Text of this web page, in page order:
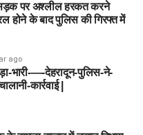
पर अश्लील हरकत करने
होने के बाद पुलिस की गिरफ्त में
ago
भारी-—-देहरादून-पुलिस-ने-
कार्रवाई |